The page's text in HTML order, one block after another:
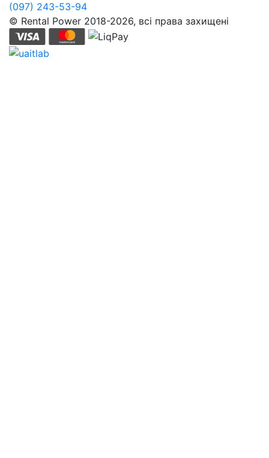
(097) 243-53-94
© Rental Power 2018-2026, всі права захищені